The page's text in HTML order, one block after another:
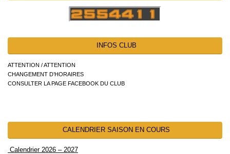
INFOS CLUB
ATTENTION / ATTENTION
CHANGEMENT D’HORAIRES
CONSULTER LA PAGE FACEBOOK DU CLUB
CALENDRIER SAISON EN COURS
Calendrier 2026 – 2027